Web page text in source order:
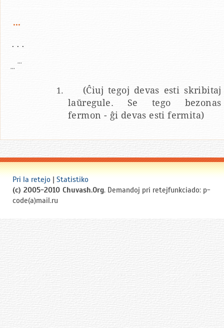
...
...
...
...
(Ĉiuj tegoj devas esti skribitaj
laŭregule. Se tego bezonas
fermon - ĝi devas esti fermita)
Pri la retejo | Statistiko
(c) 2005-2010 Chuvash.Org. Demandoj pri retejfunkciado: p-
code(a)mail.ru